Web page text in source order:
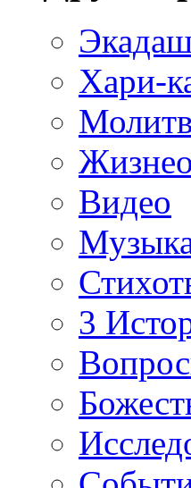
Хари-
Видео
3